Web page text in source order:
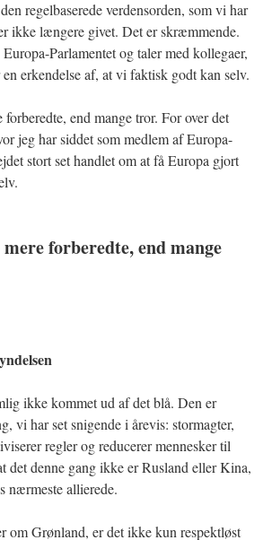
regelbaserede verdensorden, som vi har
ikke længere givet. Det er skræmmende.
Parlamentet og taler med kollegaer,
erkendelse af, at vi faktisk godt kan selv.
end mange tror. For over det
jeg har siddet som medlem af Europa-
stort set handlet om at få Europa gjort
forberedte, end mange
ikke kommet ud af det blå. Den er
vi har set snigende i årevis: stormagter,
regler og reducerer mennesker til
det denne gang ikke er Rusland eller Kina,
nærmeste allierede.
om Grønland, er det ikke kun respektløst